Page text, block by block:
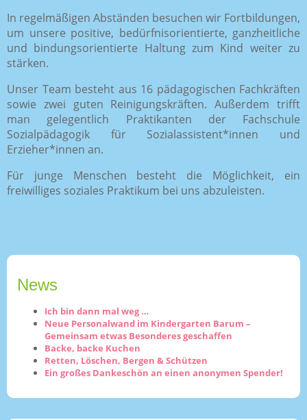
In regelmäßigen Abständen besuchen wir Fortbildungen,
um unsere positive, bedürfnisorientierte, ganzheitliche
und bindungsorientierte Haltung zum Kind weiter zu
stärken.
Unser Team besteht aus 16 pädagogischen Fachkräften
sowie zwei guten Reinigungskräften. Außerdem trifft
man gelegentlich Praktikanten der Fachschule
Sozialpädagogik für Sozialassistent*innen und
Erzieher*innen an.
Für junge Menschen besteht die Möglichkeit, ein
freiwilliges soziales Praktikum bei uns abzuleisten.
News
Ich bin dann mal weg …
Neue Personalwand im Kindergarten Barum –
Gemeinsam etwas Besonderes geschaffen
Backe, backe Kuchen
Retten, Löschen, Bergen & Schützen
Ein großes Dankeschön an einen anonymen Spender!